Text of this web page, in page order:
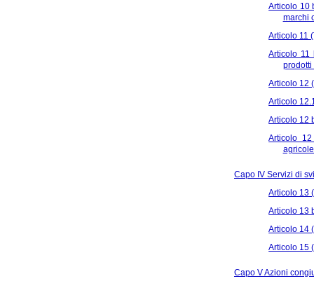
Articolo 10
marchi
Articolo 11
Articolo 11
prodotti
Articolo 12
Articolo
Articolo 12
Articolo
Capo IV Servizi di
Articolo 13
Articolo 13
Articolo 14
Articolo 15
Capo V Azioni